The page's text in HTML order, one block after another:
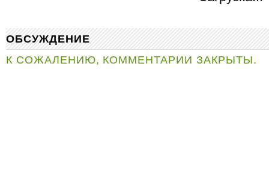
ОБСУЖДЕНИЕ
К СОЖАЛЕНИЮ, КОММЕНТАРИИ ЗАКРЫТЫ.